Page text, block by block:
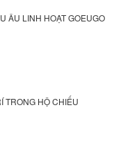
ÂU LINH HOẠT GOEUGO
TRONG HỘ CHIẾU